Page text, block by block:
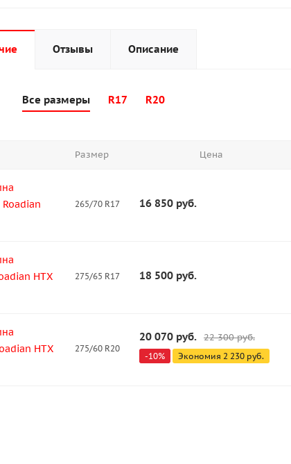
Отзывы Описание
Все размеры R17 R20
Размер Цена
Roadian
265/70 R17 16 850 руб.
HTX
275/65 R17 18 500 руб.
HTX
275/60 R20
20 070 руб. 22 300руб.
-10% Экономия 2 230 руб.